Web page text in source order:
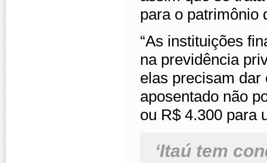
para o patrimônio
“As instituições
na previdência
elas precisam dar
aposentado não
ou R$ 4.300 para
‘Itaú tem